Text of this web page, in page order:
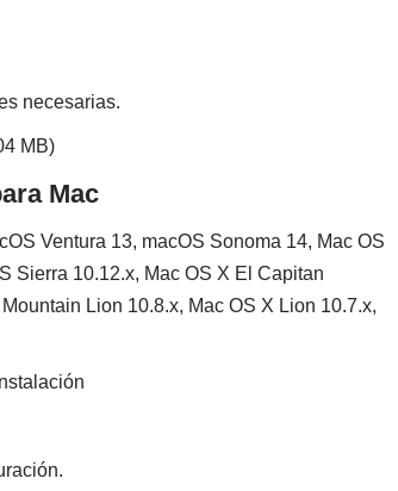
necesarias.
MB)
Mac
Ventura 13, macOS Sonoma 14, Mac OS
Sierra 10.12.x, Mac OS X El Capitan
Lion 10.8.x, Mac OS X Lion 10.7.x,